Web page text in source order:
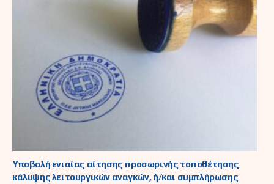
Υποβολή ενιαίας αίτησης προσωρινής τοποθέτησης
κάλυψης λειτουργικών αναγκών, ή/και συμπλήρωσης